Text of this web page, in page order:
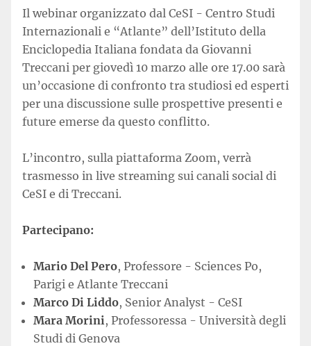
Il webinar organizzato dal CeSI - Centro Studi
Internazionali e “Atlante” dell’Istituto della
Enciclopedia Italiana fondata da Giovanni
Treccani per giovedì 10 marzo alle ore 17.00 sarà
un’occasione di confronto tra studiosi ed esperti
per una discussione sulle prospettive presenti e
future emerse da questo conflitto.
L’incontro, sulla piattaforma Zoom, verrà
trasmesso in live streaming sui canali social di
CeSI e di Treccani.
Partecipano:
Mario Del Pero, Professore - Sciences Po,
Parigi e Atlante Treccani
Marco Di Liddo, Senior Analyst - CeSI
Mara Morini, Professoressa - Università degli
Studi di Genova